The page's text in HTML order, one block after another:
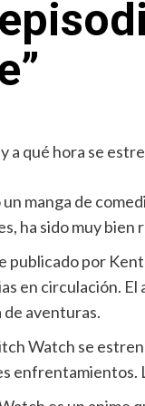
manga de
ha sido muy
publicado por
en circulación.
aventuras.
Watch se